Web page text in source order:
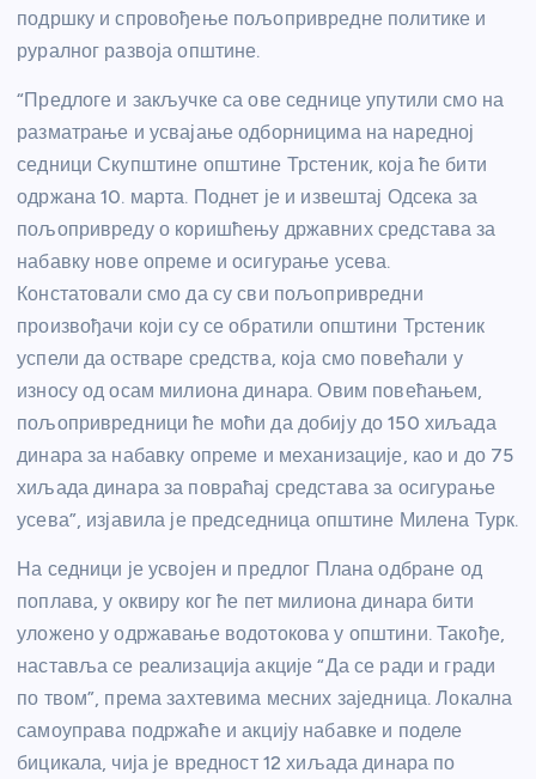
подршку и спровођење пољопривредне политике и
руралног развоја општине.
“Предлоге и закључке са ове седнице упутили смо на
разматрање и усвајање одборницима на наредној
седници Скупштине општине Трстеник, која ће бити
одржана 10. марта. Поднет је и извештај Одсека за
пољопривреду о коришћењу државних средстава за
набавку нове опреме и осигурање усева.
Констатовали смо да су сви пољопривредни
произвођачи који су се обратили општини Трстеник
успели да остваре средства, која смо повећали у
износу од осам милиона динара. Овим повећањем,
пољопривредници ће моћи да добију до 150 хиљада
динара за набавку опреме и механизације, као и до 75
хиљада динара за повраћај средстава за осигурање
усева”, изјавила је председница општине Милена Турк.
На седници је усвојен и предлог Плана одбране од
поплава, у оквиру ког ће пет милиона динара бити
уложено у одржавање водотокова у општини. Такође,
наставља се реализација акције “Да се ради и гради
по твом”, према захтевима месних заједница. Локална
самоуправа подржаће и акцију набавке и поделе
бицикала, чија је вредност 12 хиљада динара по